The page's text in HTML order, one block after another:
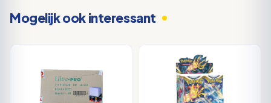
Mogelijk ook interessant